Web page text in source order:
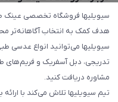
سیویلیها فروشگاه تخصصی عینک
هدف کمک به انتخاب آگاهانه‌تر
سیویلیها می‌توانید انواع عدسی
تدریجی، دبل آسفریک و فریم‌های
مشاوره دریافت کنید.
تیم سیویلیها تلاش می‌کند با